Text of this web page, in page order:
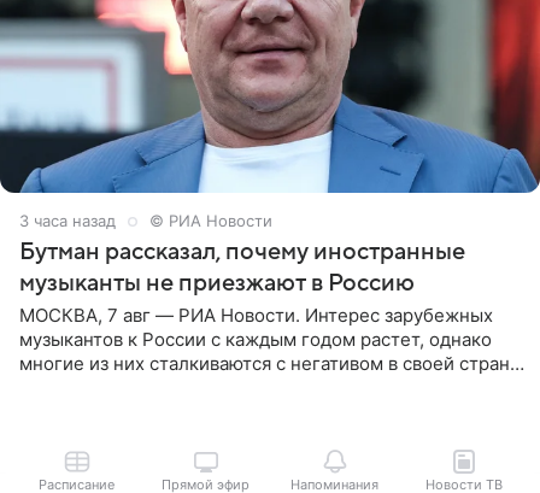
3 часа назад © РИА Новости
Бутман рассказал, почему иностранные
музыканты не приезжают в Россию
МОСКВА, 7 авг — РИА Новости. Интерес зарубежных
музыкантов к России с каждым годом растет, однако
многие из них сталкиваются с негативом в своей стране
Расписание Прямой эфир Напоминания Новости ТВ